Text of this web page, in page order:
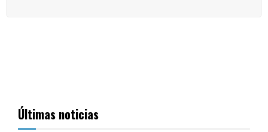
Últimas noticias